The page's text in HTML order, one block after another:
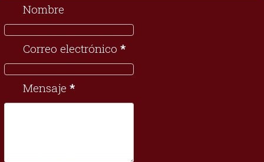
Nombre
Correo electrónico *
Mensaje *